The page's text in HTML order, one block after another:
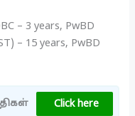
– 3 years, PwBD
– 15 years, PwBD
Click here